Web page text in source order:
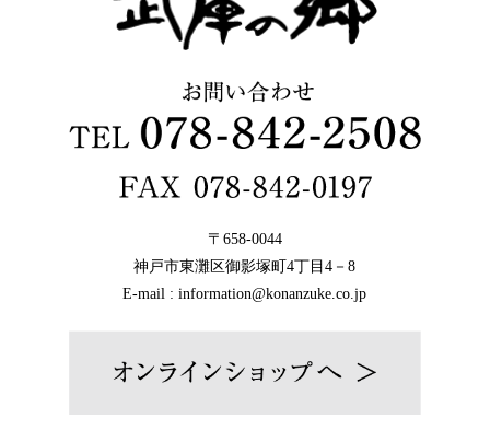
〒658-0044
神戸市東灘区御影塚町4丁目4－8
E-mail : information@konanzuke.co.jp